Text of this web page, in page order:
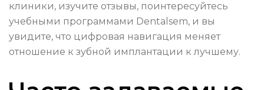
клиники, изучите отзывы, поинтересуйтесь
учебными программами Dentalsem, и вы
увидите, что цифровая навигация меняет
отношение к зубной имплантации к лучшему.